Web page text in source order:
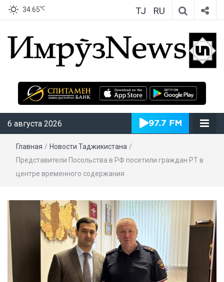
34.65℃ TJ RU
ИмрӯзNews
6 августа 2026
Главная / Новости Таджикистана /
Представители Посольства в РФ посетили граждан РТ в
центре временного содержания